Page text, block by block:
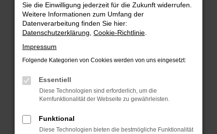
Überprüfe deine Firewall und deine
Internetverbindung.
Laden andere Webseiten, zum Beispiel deine
Manche Erweiterungen, wie Werbeblocker, können
Funktioniert die Seite in einem anderen Browser
oder in einem privaten Fenster?
Das kann manchmal helfen, vorübergehende
Probleme zu beheben.
Sie die Einwilligung jederzeit für die Zukunft widerrufen.
Weitere Informationen zum Umfang der
Datenverarbeitung finden Sie hier:
Datenschutzerklärung Cookie-Richtlinie
Impressum
Folgende Kategorien von Cookies werden von uns eingesetzt:
Essentiell
Diese Technologien sind erforderlich, um die
Kernfunktionalität der Webseite zu gewährleisten.
Funktional
Diese Technologien bieten die bestmögliche Funktionalität